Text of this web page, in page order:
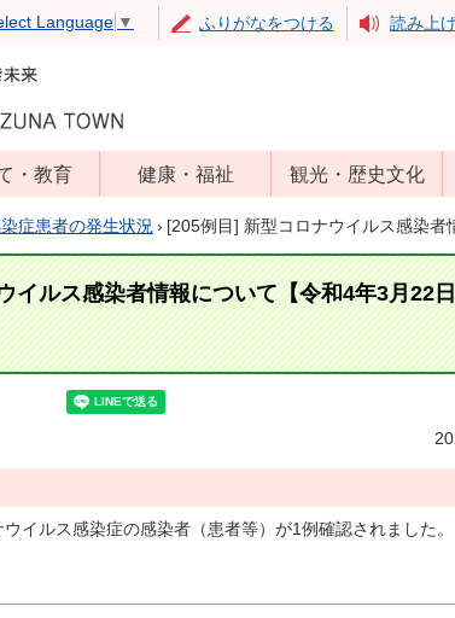
Language ▼ ふりがなをつける 読み上
・教育
子育て情
支援
健康・福祉
児童福祉
高齢者福祉
介護保険
保健・医療
健康増進
観光・歴史文化
観光
アップルミュー
ジアム
文化財
症患者の発生状況 › [205例目] 新型コロナウイルス感染者
イルス感染者情報について【令和4年3月22
イルス感染症の感染者（患者等）が1例確認されました。